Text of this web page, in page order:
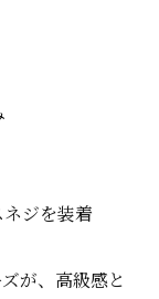
ジを装着
が、高級感と